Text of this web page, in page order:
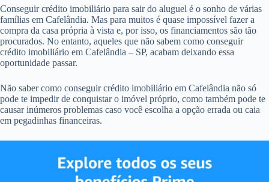
Conseguir crédito imobiliário para sair do aluguel é o sonho de várias
famílias em Cafelândia. Mas para muitos é quase impossível fazer a
compra da casa própria à vista e, por isso, os financiamentos são tão
procurados. No entanto, aqueles que não sabem como conseguir
crédito imobiliário em Cafelândia – SP, acabam deixando essa
oportunidade passar.
Não saber como conseguir crédito imobiliário em Cafelândia não só
pode te impedir de conquistar o imóvel próprio, como também pode te
causar inúmeros problemas caso você escolha a opção errada ou caia
em pegadinhas financeiras.